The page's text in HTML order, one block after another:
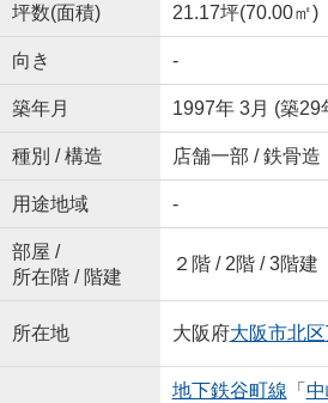
坪数(面積) 21.17坪(70.00㎡)
向き -
築年月 1997年 3月 (築29
種別 / 構造 店舗一部 / 鉄骨造
用途地域 -
部屋 /
所在階 / 階建
２階 / 2階 / 3階建
所在地 大阪府大阪市北区
地下鉄谷町線 「